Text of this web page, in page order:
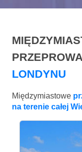
LONDYNU
Międzymiastowe
na terenie całej